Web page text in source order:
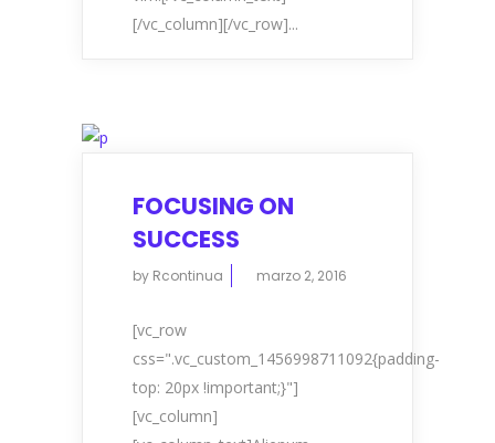
[/vc_column][/vc_row]...
FOCUSING ON
SUCCESS
by Rcontinua marzo 2, 2016
[vc_row
css=".vc_custom_1456998711092{padding-
top: 20px !important;}"]
[vc_column]